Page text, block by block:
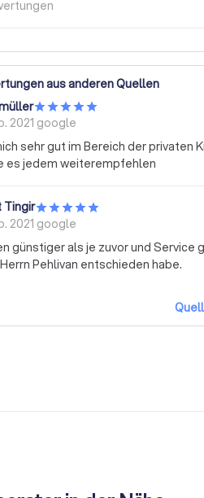
aus anderen Quellen
2021 google
sehr gut im Bereich der privaten
es jedem weiterempfehlen
Tingir
2021 google
günstiger als je zuvor und Service
Pehlivan entschieden habe.